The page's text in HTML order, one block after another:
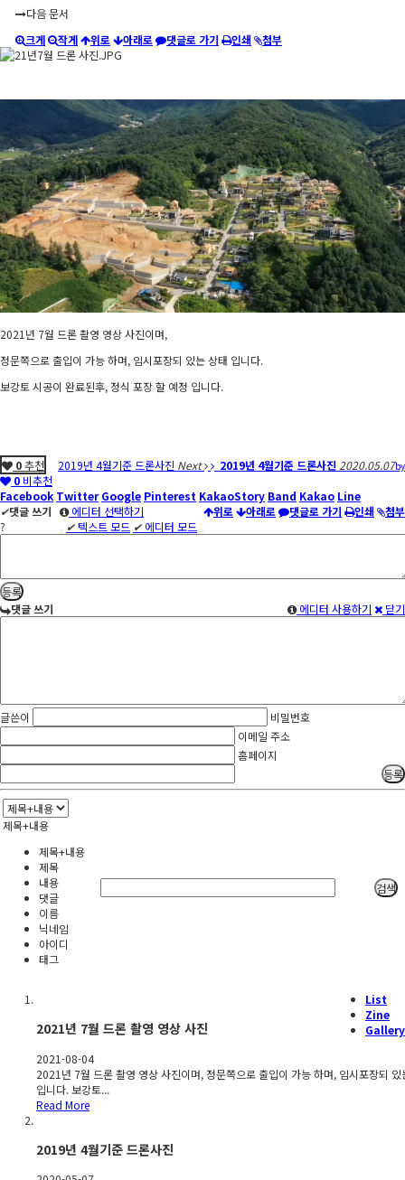
다음 문서
크게
작게 위로 아래로 댓글로 가기 인쇄 첨부
2021년 7월 드론 촬영 영상 사진이며,
정문쪽으로 출입이 가능 하며, 임시포장되 있는 상태 입니다.
보강토 시공이 완료된후, 정식 포장 할 예정 입니다.
2019년 4월기준 드론사진 Next 2019년 4월기준 드론사진 2020.05.07by
0추천
0 비추천
Facebook Twitter Google Pinterest KakaoStory Band Kakao Line
위로
아래로 댓글로 가기 인쇄 첨부
✔댓글 쓰기
에디터 선택하기
✔텍스트 모드 ✔에디터 모드
?
댓글 쓰기 에디터 사용하기 닫기
글쓴이
비밀번호
이메일 주소
홈페이지
제목+내용
제목+내용
제목
내용
댓글
이름
닉네임
아이디
태그
검색
List
Zine
Gallery
2021년 7월 드론 촬영 영상 사진
2021-08-04
2021년 7월 드론 촬영 영상 사진이며, 정문쪽으로 출입이 가능 하며, 임시포장되 있
입니다. 보강토...
Read More
2019년 4월기준 드론사진